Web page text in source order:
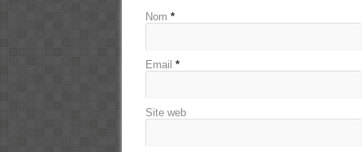
Nom *
Email *
Site web